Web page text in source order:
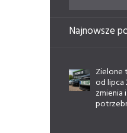
Najnowsze
Zielone
od lipca
zmienia